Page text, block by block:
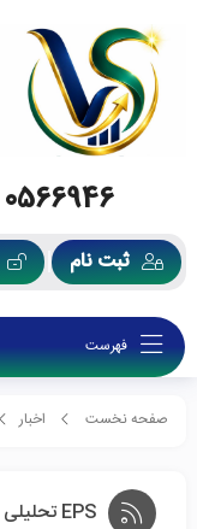
0566946
ثبت نام
فهرست
صفحه نخست اخبار
EPS تحلیلی و TTM شرکت‌ها